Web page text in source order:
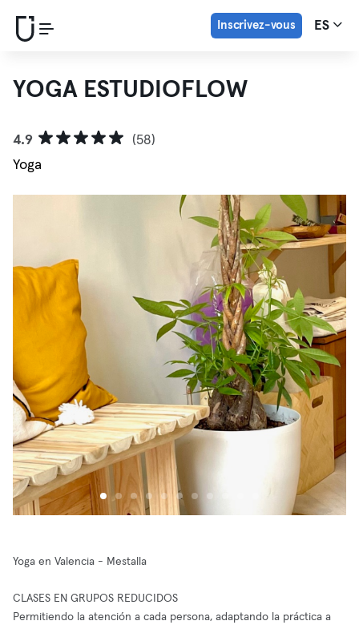
Inscrivez-vous ES
YOGA ESTUDIOFLOW
4.9
(58)
Yoga
Yoga en Valencia - Mestalla
CLASES EN GRUPOS REDUCIDOS
Permitiendo la atención a cada persona, adaptando la práctica a